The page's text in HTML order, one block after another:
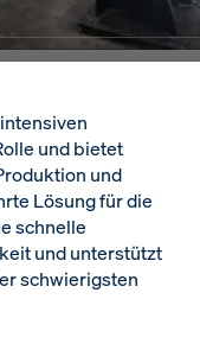
und bietet
und
Lösung für die
schnelle
und unterstützt
schwierigsten